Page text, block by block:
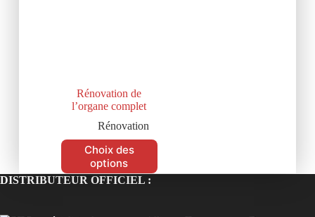
Rénovation de
l’organe complet
Rénovation
Choix des
options
DISTRIBUTEUR OFFICIEL :